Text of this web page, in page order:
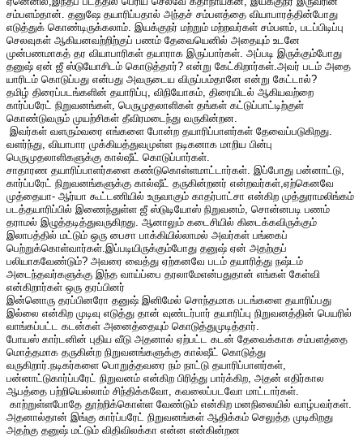
சம்பளம்தான். தனுஷே தயாரிப்பதால் அந்தச் சம்பளத்தை வியாபாரத்தின்போது
எடுத்துக் கொண்டிருக்கலாம். இயக்குநர் மற்றும் மற்றவர்கள் சம்பளம், படப்பிடிப்பு
செலவுகள் ஆகியனவற்றிற்குப் பணம் தேவையெனில் அதையும் உடனே
முன்பணமாகத் தர வியாபாரிகள் தயாராக இருப்பார்கள். அப்படி இருக்கும்போது
தனுஷ் ஏன் ஜீ ஸ்டுயோசிடம் கொடுத்தார்? என்று கேட்கிறார்கள்.அவர் படம் அதை
யாரிடம் கொடுப்பது என்பது அவருடைய விருப்பம்தானே என்று கேட்டால்?
தமிழ் திரைப்படங்களின் தயாரிப்பு, விநியோகம், திரையிடல் ஆகியவற்றை
கார்ப்பரேட் நிறுவனங்கள், பெருமுதலாளிகள் தங்கள் கட்டுப்பாட்டிற்குள்
கொண்டுவரும் முயற்சிகள் தீவிரமடைந்து வருகின்றன.
இவர்கள் வளரும்வரை எங்களை போன்ற தயாரிப்பாளர்கள் தேவைப்படுகிறது.
வளர்ந்து, வியாபார முக்கியத்துவமுள்ள நடிகனாக மாறிய பின்பு
பெருமுதலாளிகளுக்கு கால்ஷீட் கொடுப்பார்கள்.
சாதாரண தயாரிப்பாளர்களை கண்டுகொள்ளமாட்டார்கள். இப்போது பன்னாட்டு,
கார்ப்பரேட் நிறுவனங்களுக்கு கால்ஷீட் தருகின்றனர் என்றவர்கள்,ஏற்கெனவே
முத்தையா- ஆர்யா கூட்டணியில் உருவாகும் காதர்பாட்சா என்கிற முத்துராமலிங்கம்
படத்தயாரிப்பில் இணைந்துள்ள ஜீ ஸ்டுடியோஸ் நிறுவனம், சொன்னபடி பணம்
தராமல் இழுத்தடித்துவருகிறது. ஆனாலும் கடைசியில் கிடைக்கவிருக்கும்
இலாபத்தில் மட்டும் ஒரு பைசா பாக்கியில்லாமல் அவர்கள் பங்கைப்
பெற்றுக்கொள்வார்கள்.இப்படியிருக்கும்போது தனுஷ் ஏன் அதற்குப்
பலியாகவேண்டும்? அவரை வைத்து ஏற்கனவே படம் தயாரித்து நஷ்டம்
அடைந்தவர்களுக்கு இந்த வாய்ப்பை தரலாமேஎன்பதுதான் எங்கள் கேள்வி
என்கிறார்கள் ஒரு தரப்பினர்
இன்னொரு தரப்பினரோ தனுஷ் இனிமேல் சொந்தமாக படங்களை தயாரிப்பது
இல்லை என்கிற முடிவு எடுத்து தான் வுண்டர்பார் தயாரிப்பு நிறுவனத்தின் பெயரில்
வாங்கப்பட்ட கடன்கள் அனைத்தையும் கொடுத்துமுடித்தார்.
போயஸ் கார்டனின் புதிய வீடு அதனால் ஏற்பட்ட கடன் தேவைக்காக சம்பளத்தை
மொத்தமாக தருகின்ற நிறுவனங்களுக்கு கால்ஷீட் கொடுத்து
வருகிறார்.நடிகர்களை பொறுத்தவரை நம் நாட்டு தயாரிப்பாளர்கள்,
பன்னாட்டுகார்ப்பரேட் நிறுவனம் என்கிற பிரித்து பார்க்கிற, அதன் எதிர்கால
ஆபத்தை பற்றியெல்லாம் சிந்திக்கவோ, கவலைப்படவோ மாட்டார்கள்.
காற்றுள்ளபோதே தூற்றிக்கொள்ள வேண்டும் என்கிற மனநிலையில் வாழ்பவர்கள்.
அதனால்தான் இங்கு கார்ப்பரேட் நிறுவனங்கள் ஆதிக்கம் செலுத்த முடிகிறது
அதற்கு தனுஷ் மட்டும் விதிவிலக்கா என்ன என்கின்றன